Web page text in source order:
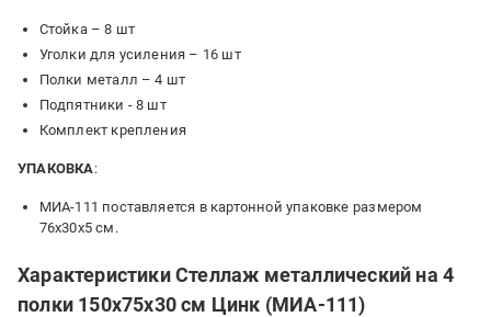
Стойка – 8 шт
Уголки для усиления – 16 шт
Полки металл – 4 шт
Подпятники - 8 шт
Комплект крепления
УПАКОВКА:
МИА-111 поставляется в картонной упаковке размером
76х30х5 см.
Характеристики Стеллаж металлический на 4
полки 150х75х30 см Цинк (МИА-111)